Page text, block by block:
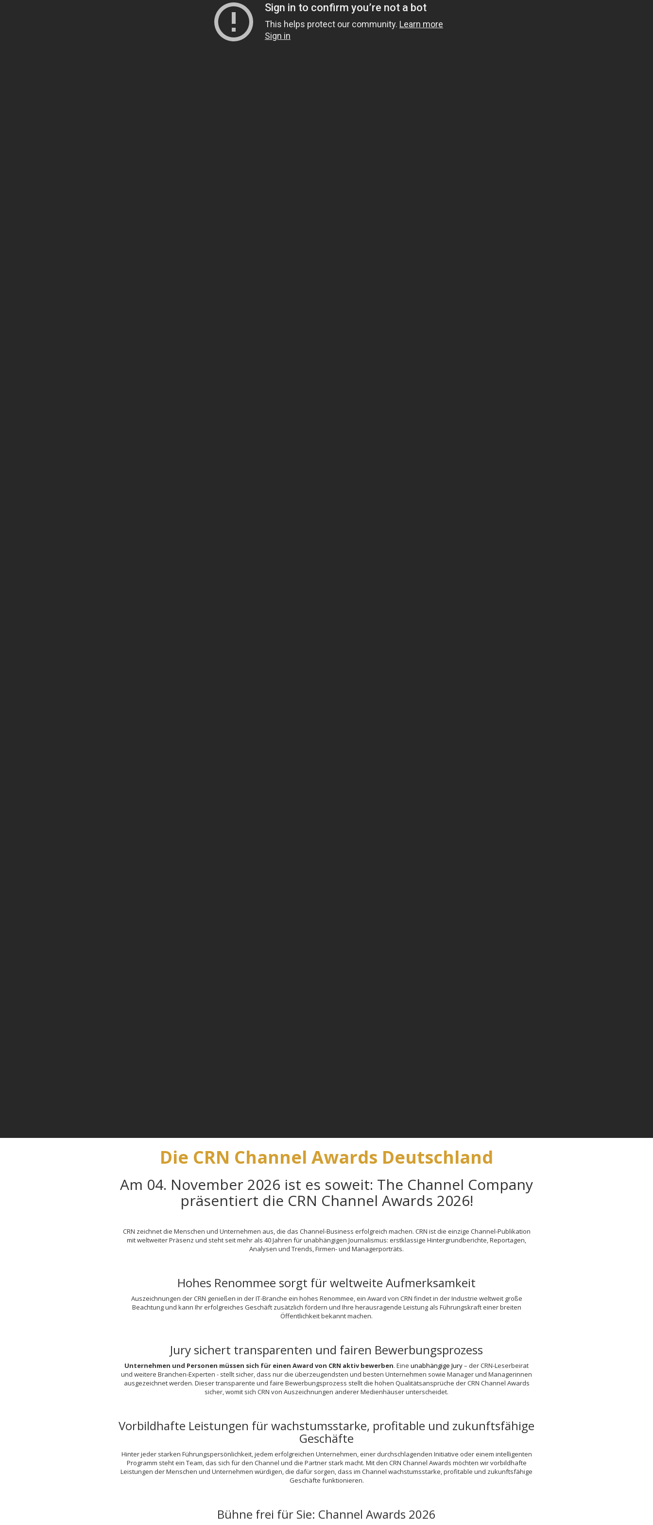
Die CRN Channel Awards Deutschland
Am 04. November 2026 ist es soweit: The Channel Company
präsentiert die CRN Channel Awards 2026!
CRN zeichnet die Menschen und Unternehmen aus, die das Channel-Business erfolgreich machen. CRN ist die einzige Channel-Publikation
mit weltweiter Präsenz und steht seit mehr als 40 Jahren für unabhängigen Journalismus: erstklassige Hintergrundberichte, Reportagen,
Analysen und Trends, Firmen- und Managerporträts.
Hohes Renommee sorgt für weltweite Aufmerksamkeit
Auszeichnungen der CRN genießen in der IT-Branche ein hohes Renommee, ein Award von CRN findet in der Industrie weltweit große
Beachtung und kann Ihr erfolgreiches Geschäft zusätzlich fördern und Ihre herausragende Leistung als Führungskraft einer breiten
Öffentlichkeit bekannt machen.
Jury sichert transparenten und fairen Bewerbungsprozess
Unternehmen und Personen müssen sich für einen Award von CRN aktiv bewerben. Eine unabhängige Jury– der CRN-Leserbeirat
und weitere Branchen-Experten - stellt sicher, dass nur die überzeugendsten und besten Unternehmen sowie Manager und Managerinnen
ausgezeichnet werden. Dieser transparente und faire Bewerbungsprozess stellt die hohen Qualitätsansprüche der CRN Channel Awards
sicher, womit sich CRN von Auszeichnungen anderer Medienhäuser unterscheidet.
Vorbildhafte Leistungen für wachstumsstarke, profitable und zukunftsfähige
Geschäfte
Hinter jeder starken Führungspersönlichkeit, jedem erfolgreichen Unternehmen, einer durchschlagenden Initiative oder einem intelligenten
Programm steht ein Team, das sich für den Channel und die Partner stark macht. Mit den CRN Channel Awards möchten wir vorbildhafte
Leistungen der Menschen und Unternehmen würdigen, die dafür sorgen, dass im Channel wachstumsstarke, profitable und zukunftsfähige
Geschäfte funktionieren.
Bühne frei für Sie: Channel Awards 2026